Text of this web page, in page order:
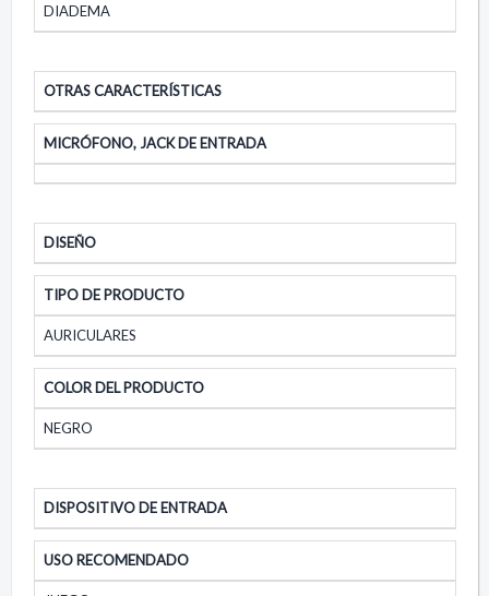
DIADEMA
OTRAS CARACTERÍSTICAS
MICRÓFONO, JACK DE ENTRADA
DISEÑO
TIPO DE PRODUCTO
AURICULARES
COLOR DEL PRODUCTO
NEGRO
DISPOSITIVO DE ENTRADA
USO RECOMENDADO